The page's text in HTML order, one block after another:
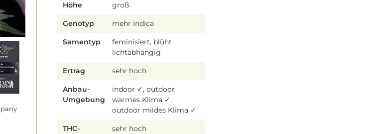
Höhe groß
Genotyp mehr indica
Samentyp
feminisiert, blüht
lichtabhängig
Ertrag sehr hoch
Anbau-
Umgebung
indoor ✓, outdoor
warmes Klima ✓,
outdoor mildes Klima ✓
THC-
sehr hoch